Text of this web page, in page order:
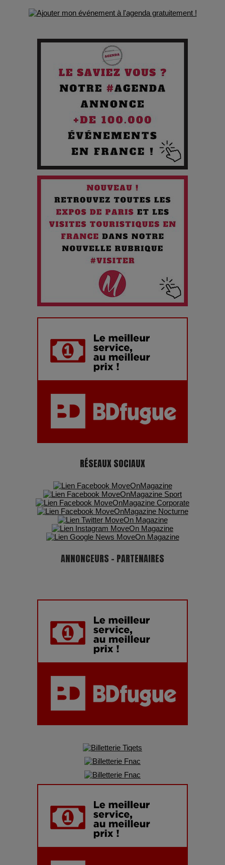
Pourquoi les Petites Entreprises Créatives Deviennent les
Les 3 meilleures destinations pour des vacances sportives
Quand l'Opéra Rencontre l'IA : Lola Volonakis, l'Artiste du
Paradoxe qui Chante le Futur
Chien 51 - Quand l’IA prend le pouvoir : une plongée dans un
Maïra Kerey, la “voix d’or du Kazakhstan”, célèbre ses 30
ans de carrière à la Salle Gaveau
Les dessous de la fast fashion : un désastre écologique en
7 Techniques Secrètes des Photographes de Stars
Adieu Jean-Pat : rire au bord du précipice
Pharaonic Festival 2025 : 10 ans d’électro sous les
montagnes, une fête à ne pas manquer
RÉSEAUX SOCIAUX
ANNONCEURS - PARTENAIRES